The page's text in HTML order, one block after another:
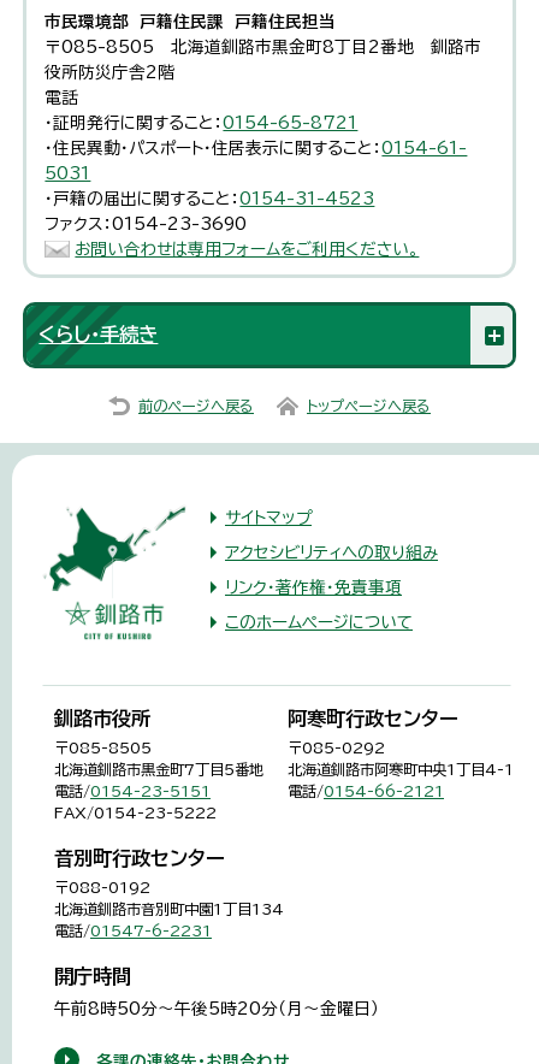
市民環境部 戸籍住民課 戸籍住民担当
〒085-8505 北海道釧路市黒金町8丁目2番地 釧路市
役所防災庁舎2階
電話
・証明発行に関すること：0154-65-8721
・住民異動・パスポート・住居表示に関すること：0154-61-
5031
・戸籍の届出に関すること：0154-31-4523
ファクス：0154-23-3690
お問い合わせは専用フォームをご利用ください。
くらし・手続き
前のページへ戻る トップページへ戻る
サイトマップ
アクセシビリティへの取り組み
リンク・著作権・免責事項
このホームページについて
釧路市役所
〒085-8505
北海道釧路市黒金町7丁目5番地
電話/0154-23-5151
FAX/0154-23-5222
阿寒町行政センター
〒085-0292
北海道釧路市阿寒町中央1丁目4-1
電話/0154-66-2121
音別町行政センター
〒088-0192
北海道釧路市音別町中園1丁目134
電話/01547-6-2231
開庁時間
午前8時50分～午後5時20分（月～金曜日）